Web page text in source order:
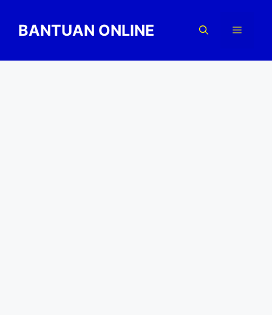
contentBANTUAN ONLINE Menu